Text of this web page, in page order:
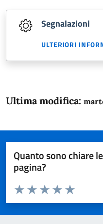
Segnalazioni
ULTERIORI
Ultima modifica:
Quanto sono chiare
pagina?
Domanda
Valuta da 1 a 5 stelle la pagina
Valuta 5
Valuta 4 stelle
Valuta 3 stelle su 5
Valuta 2 stelle su 5
Valuta 1 stelle su 5